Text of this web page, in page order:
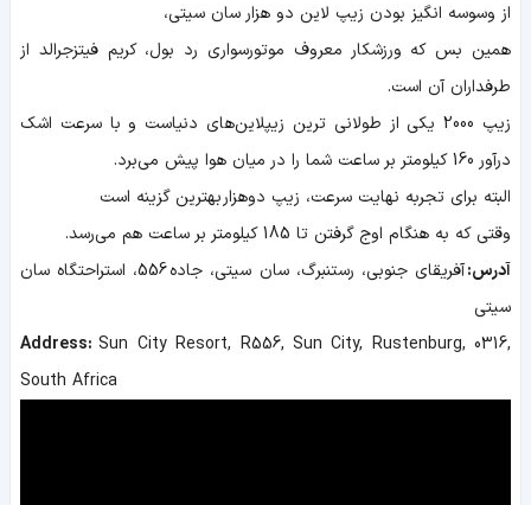
از وسوسه انگیز بودن زیپ لاین دو هزار سان سیتی،
همین بس که ورزشکار معروف موتورسواری رد بول، کریم فیتزجرالد از
طرفداران آن است.
زیپ 2000 یکی از طولانی ترین زیپلاین‌های دنیاست و با سرعت اشک
درآور 160 کیلومتر بر ساعت شما را در میان هوا پیش می‌برد.
البته برای تجربه نهایت سرعت، زیپ دوهزار بهترین گزینه است
وقتی که به هنگام اوج گرفتن تا 185 کیلومتر بر ساعت هم می‌رسد.
آدرس:
آفریقای جنوبی، رستنبرگ، سان سیتی، جاده 556، استراحتگاه سان
سیتی
Address:Sun City Resort, R556, Sun City, Rustenburg, 0316,
South Africa